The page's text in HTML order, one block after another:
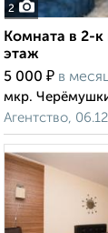
2
Комната в 2-к
этаж
5 000 ₽ в
мкр.
Агентство,